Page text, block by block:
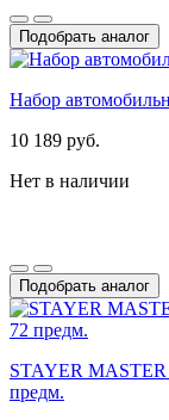
Подобрать аналог
Набор
10 189 руб.
Нет в наличии
Подобрать аналог
STAYER MASTER
предм.